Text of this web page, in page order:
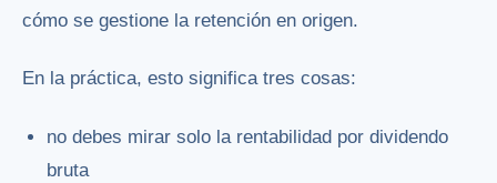
cómo se gestione la retención en origen.
En la práctica, esto significa tres cosas:
no debes mirar solo la rentabilidad por dividendo
bruta